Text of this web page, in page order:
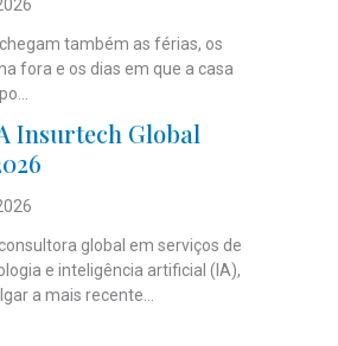
também as férias, os
fora e os dias em que a casa
Insurtech Global
global em serviços de
e inteligência artificial (IA),
a mais recente...